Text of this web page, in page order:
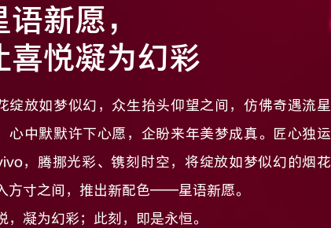
语新愿，
喜悦凝为幻彩
绽放如梦似幻，众生抬头仰望之间，仿佛奇遇流星
心中默默许下心愿，企盼来年美梦成真。匠心独运
，腾挪光彩、镌刻时空，将绽放如梦似幻的烟花
方寸之间，推出新配色——星语新愿。
，凝为幻彩；此刻，即是永恒。